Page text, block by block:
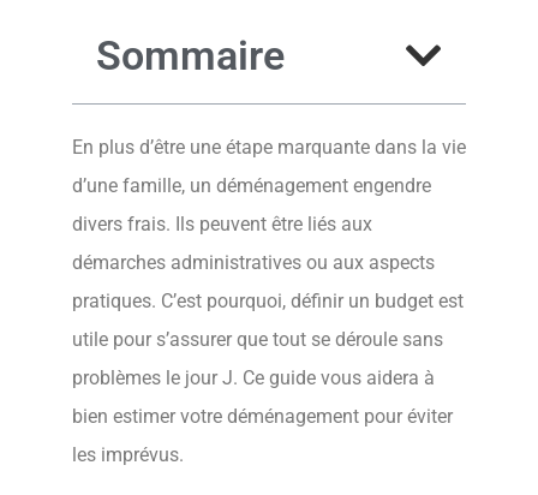
Sommaire
En plus d’être une étape marquante dans la vie
d’une famille, un déménagement engendre
divers frais. Ils peuvent être liés aux
démarches administratives ou aux aspects
pratiques. C’est pourquoi, définir un budget est
utile pour s’assurer que tout se déroule sans
problèmes le jour J. Ce guide vous aidera à
bien estimer votre déménagement pour éviter
les imprévus.